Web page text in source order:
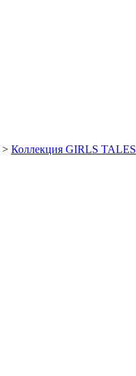
> Коллекция GIRLS TALES